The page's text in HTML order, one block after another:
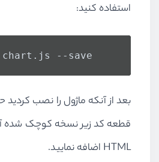
استفاده کنید:
js --save
بعد از آنکه ماژول را نصب کردید
قطعه کد زیر نسخه کوچک شده
HTML اضافه نمایید.